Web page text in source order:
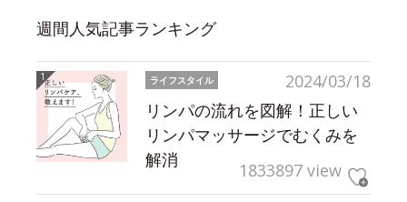
週間人気記事ランキング
2024/03/18
ライフスタイル
リンパの流れを図解！正しい
リンパマッサージでむくみを
解消
1833897 view